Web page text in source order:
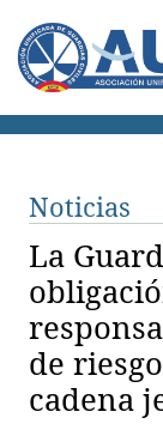
Noticias
La
de
cadena